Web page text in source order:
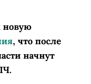
новую
, что после
начнут